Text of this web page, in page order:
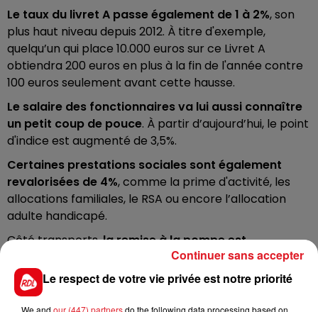
Le taux du livret A passe également de 1 à 2%, son
plus haut niveau depuis 2012. À titre d'exemple,
quelqu’un qui place 10.000 euros sur ce Livret A
obtiendra 200 euros en plus à la fin de l'année contre
100 euros seulement avant cette hausse.
Le salaire des fonctionnaires va lui aussi connaître
un petit coup de pouce. À partir d’aujourd’hui, le point
d'indice est augmenté de 3,5%.
Certaines prestations sociales sont également
revalorisées de 4%, comme la prime d'activité, les
allocations familiales, le RSA ou encore l’allocation
adulte handicapé.
Côté transports,la remise à la pompe est
. La remise gouvernementale de 15 à 18
centimes par litre d'essence qui est appliquée
automatiquement dans les stations-service depuis le
1er avril est valablejusqu'à la fin du mois d'août.
Le respect de votre vie privée est notre priorité
We and our (447) partnersdo the following data processing based on
Continuer sans accepter